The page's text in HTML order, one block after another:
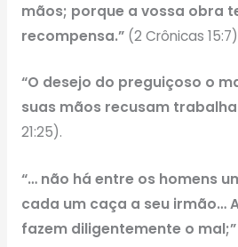
mãos; porque a vossa obra
recompensa.”(2 Crônicas
“O desejo do preguiçoso o
suas mãos recusam
21:25).
“… não há entre os homens
cada um caça a seu irmão…
fazem diligentemente o mal;”